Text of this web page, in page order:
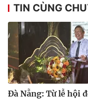
Liên hệ quảng cáo:
TIN CÙNG
Đà Nẵng: Từ lễ hội